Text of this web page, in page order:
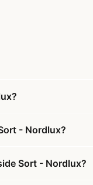
- Nordlux?
Sort - Nordlux?